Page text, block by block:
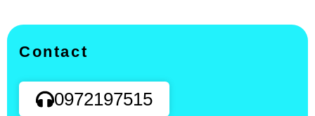
Contact
0972197515